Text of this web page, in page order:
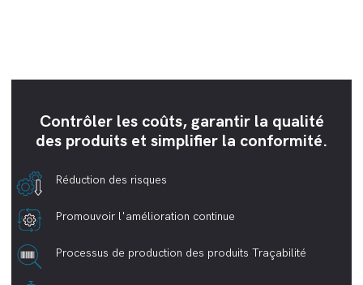
Contrôler les coûts, garantir la qualité
des produits et simplifier la conformité.
Réduction des risques
Promouvoir l'amélioration continue
Processus de production des produits Traçabilité